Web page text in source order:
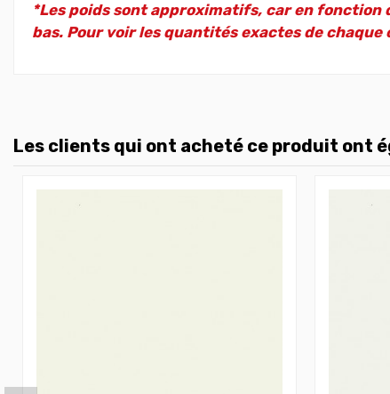
*Les poids sont approximatifs, car en fonction
bas. Pour voir les quantités exactes de
Les clients qui ont acheté ce produit ont